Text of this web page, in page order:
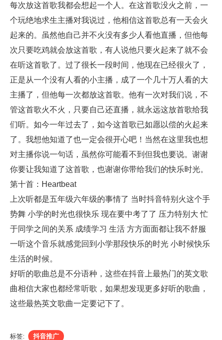
每次放这首歌我都会想起一个人。在这首歌没火之前，一
个玩绝地求生主播对我说过，他相信这首歌总有一天会火
起来的。虽然他自己并不火没有多少人看他直播，但他每
次只要吃鸡就会放这首歌，有人说他只要火起来了就不会
在听这首歌了。过了很长一段时间，他现在已经很火了，
正是从一个没有人看的小主播，成了一个几十万人看的大
主播了，但他每一次都放这首歌。他有一次对我们说，不
管这首歌火不火，只要自己还直播，就永远这放首歌给我
们听。如今一年过去了，如今这首歌已如愿以偿的火起来
了。我想他知道了也一定会很开心吧！当然在这里我也想
对主播你说一句话，虽然你可能看不到但我也要说。谢谢
你要让我知道了这首歌，也谢谢你带给我们的快乐时光。
第十首：Heartbeat
上次听都是五年级六年级的事情了 当时抖音特别火这个手
势舞 小学的时光也很快乐 现在要中考了了 压力特别大 忙
于同学之间的关系 成绩学习 生活 方方面面都让我不舒服
一听这个音乐就感觉回到小学那段快乐的时光 小时候快乐
生活的时候。
好听的歌曲总是不分语种，这些在抖音上最热门的英文歌
曲相信大家也都经常听歌，如果想发现更多好听的歌曲，
这些最热英文歌曲一定要记下了。
标签: 抖音推广